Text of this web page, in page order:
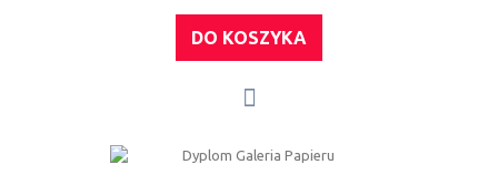
DO KOSZYKA